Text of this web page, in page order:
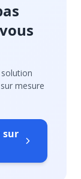
mesure
sur